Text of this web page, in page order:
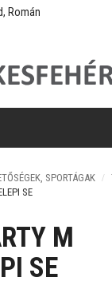
Román
SPORTÁGAK
SE
M
SE